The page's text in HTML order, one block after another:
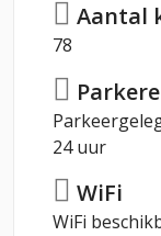
Aantal
78
24 uur
WiFi
WiFi